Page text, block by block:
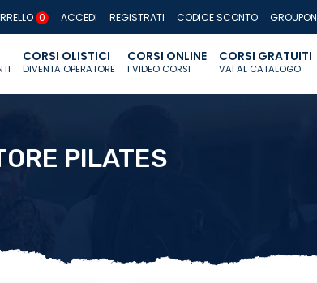
0 ACCEDI REGISTRATI CODICE SCONTO GROUPON
CORSI OLISTICI
DIVENTA OPERATORE
CORSI ONLINE
I VIDEO CORSI
CORSI GRATUITI
VAI AL CATALOGO
PILATES